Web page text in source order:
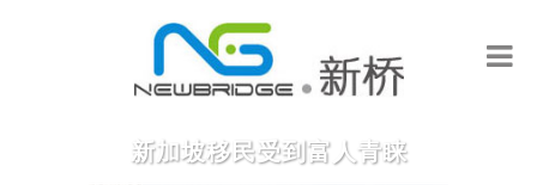
新加坡移民受到富人青睐